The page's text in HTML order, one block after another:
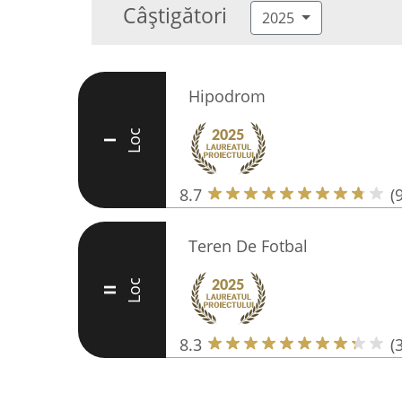
Câștigători 2025
I Loc
Hipodrom
8.7
II Loc
Teren De Fotbal
8.3